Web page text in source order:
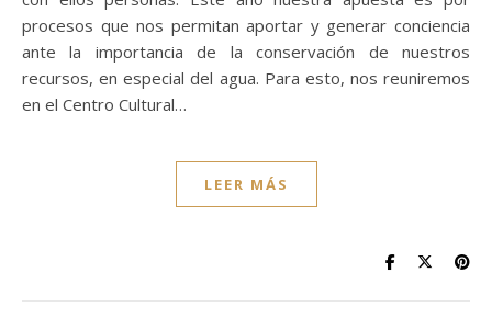
procesos que nos permitan aportar y generar conciencia
ante la importancia de la conservación de nuestros
recursos, en especial del agua. Para esto, nos reuniremos
en el Centro Cultural…
LEER MÁS